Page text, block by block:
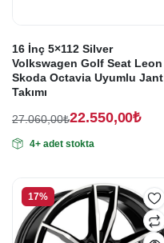
16 İnç 5×112 Silver
Volkswagen Golf Seat Leon
Skoda Octavia Uyumlu Jant
Takımı
27.060,00₺
fiyat:
22.550,00₺
andaki
22.550,00₺.
4+ adet stokta
17%